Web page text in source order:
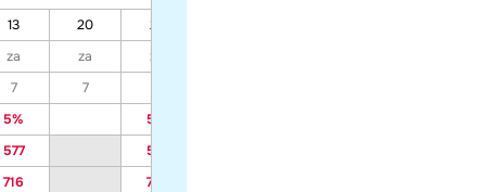
13 20 27
za za za
7 7
5% 5%
577 577
716 716